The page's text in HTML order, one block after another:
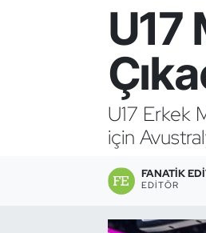
U17
U17 Erkek
için
FANATIK
EDITÖR
Bocce Bowling Dart
Buz Hokeyi